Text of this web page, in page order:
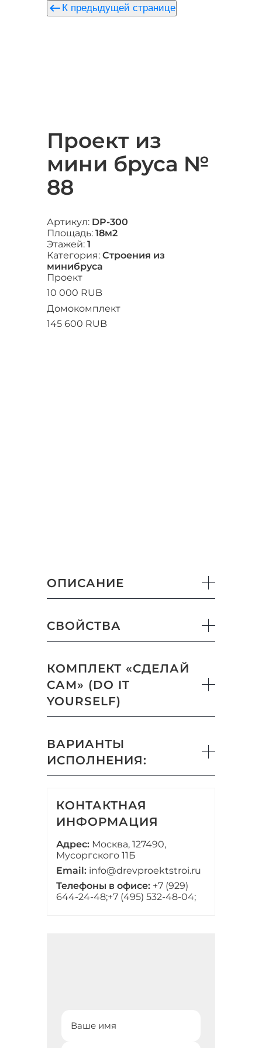
keyboard_backspace К предыдущей странице
Проект из
мини бруса №
88
Артикул: DP-300
Площадь: 18м2
Этажей: 1
Категория: Строения из
минибруса
Проект
10 000 RUB
Домокомплект
145 600 RUB
ОПИСАНИЕ
СВОЙСТВА
КОМПЛЕКТ «СДЕЛАЙ
САМ» (DO IT
YOURSELF)
ВАРИАНТЫ
ИСПОЛНЕНИЯ:
КОНТАКТНАЯ
ИНФОРМАЦИЯ
Адрес: Москва, 127490,
Мусоргского 11Б
Email: info@drevproektstroi.ru
Телефоны в офисе: +7 (929)
644-24-48;+7 (495) 532-48-04;